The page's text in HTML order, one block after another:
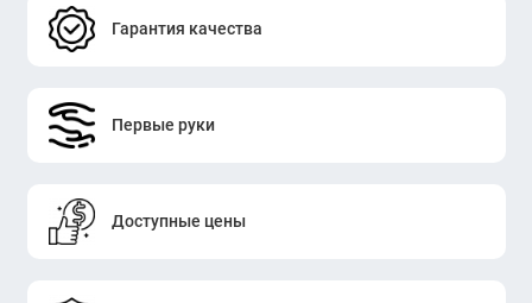
Гарантия качества
Первые руки
Доступные цены